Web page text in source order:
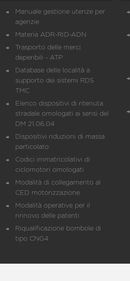
Manuale gestione utenze per
agenzie
Materia ADR-RID-ADN
Trasporto delle merci
deperibili - ATP
Database delle località a
supporto dei sistemi RDS
TMC
Elenco dispositivi di ritenuta
stradale omologati ai sensi del
DM 21.06.04
Dispositivi riduzioni di massa
particolato
Codici immatricolativi di
ciclomotori omologati
Modalità di collegamento al
CED motorizzazione
Modalità operative per il
rinnovo delle patenti
Riqualificazione bombole di
tipo CNG4